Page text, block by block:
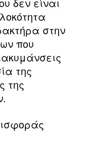
στην
που
της
της